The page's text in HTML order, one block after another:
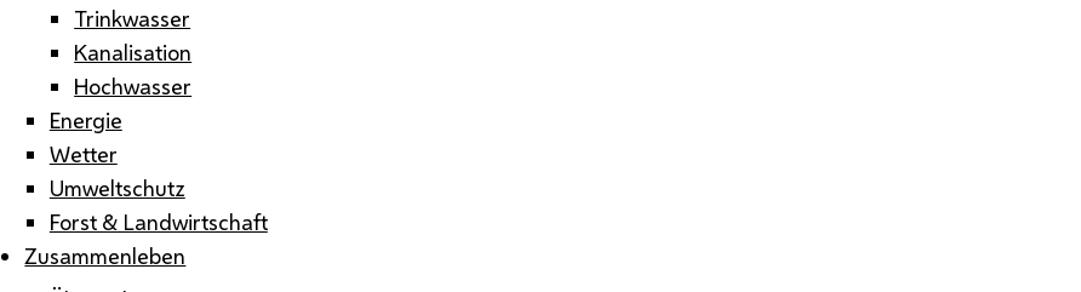
Trinkwasser
Kanalisation
Hochwasser
Energie
Wetter
Umweltschutz
Forst & Landwirtschaft
Zusammenleben